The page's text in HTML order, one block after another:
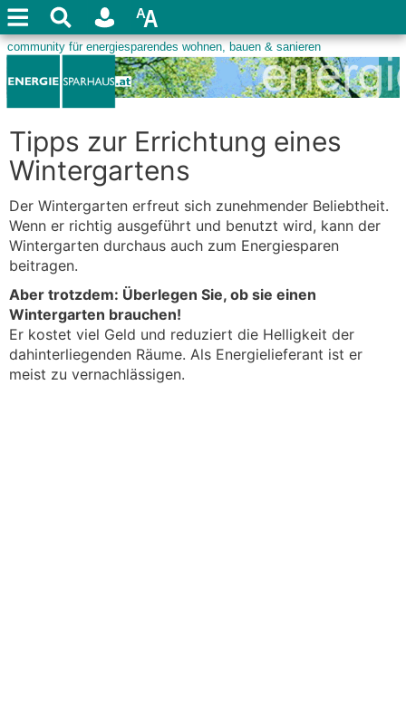
Tipps zur Errichtung eines
Wintergartens
Der Wintergarten erfreut sich zunehmender Beliebtheit.
Wenn er richtig ausgeführt und benutzt wird, kann der
Wintergarten durchaus auch zum Energiesparen
beitragen.
Aber trotzdem: Überlegen Sie, ob sie einen
Wintergarten brauchen!
Er kostet viel Geld und reduziert die Helligkeit der
dahinterliegenden Räume. Als Energielieferant ist er
meist zu vernachlässigen.